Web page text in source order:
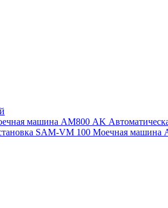
машина АМ800 AK
SAM-VM 100 Моечная машина